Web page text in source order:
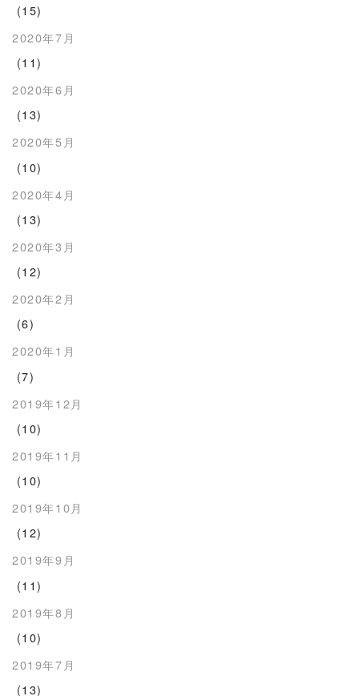
(15)
2020年7月
(11)
2020年6月
(13)
2020年5月
(10)
2020年4月
(13)
2020年3月
(12)
2020年2月
(6)
2020年1月
(7)
2019年12月
(10)
2019年11月
(10)
2019年10月
(12)
2019年9月
(11)
2019年8月
(10)
2019年7月
(13)